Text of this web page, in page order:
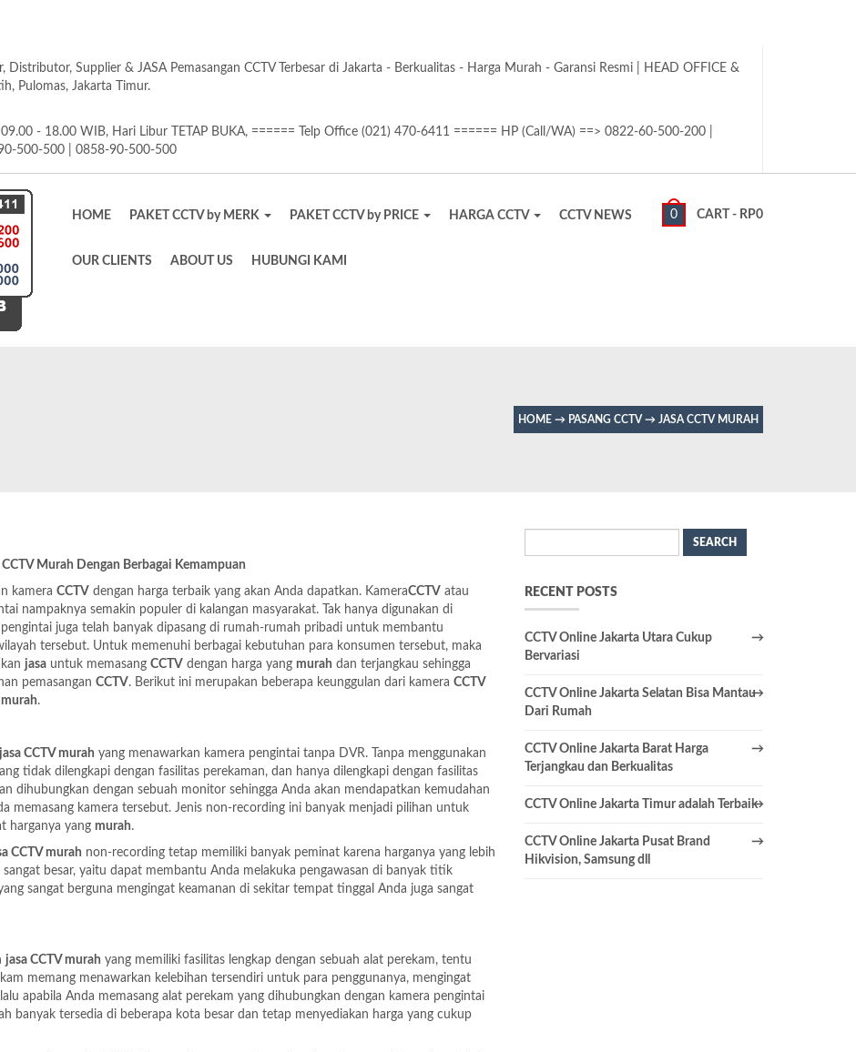
Distributor, Supplier & JASA Pemasangan CCTV Terbesar di Jakarta - Berkualitas - Harga Murah - Garansi Resmi | HEAD OFFICE &
Pulomas, Jakarta Timur.
- 18.00 WIB, Hari Libur TETAP BUKA, ====== Telp Office (021) 470-6411 ====== HP (Call/WA) ==> 0822-60-500-200 |
500-500 | 0858-90-500-500
0 CART - RP0
HOME PAKET CCTV by MERK PAKET CCTV by PRICE HARGA CCTV CCTV NEWS
OUR CLIENTS ABOUT US HUBUNGI KAMI
HOME → PASANG CCTV → JASA CCTV MURAH
CCTV Murah Dengan Berbagai Kemampuan
kamera CCTV dengan harga terbaik yang akan Anda dapatkan. KameraCCTV atau
nampaknya semakin populer di kalangan masyarakat. Tak hanya digunakan di
juga telah banyak dipasang di rumah-rumah pribadi untuk membantu
tersebut. Untuk memenuhi berbagai kebutuhan para konsumen tersebut, maka
jasa untuk memasang CCTV dengan harga yang murah dan terjangkau sehingga
pemasangan CCTV. Berikut ini merupakan beberapa keunggulan dari kamera CCTV
murah.
jasa CCTV murah yang menawarkan kamera pengintai tanpa DVR. Tanpa menggunakan
tidak dilengkapi dengan fasilitas perekaman, dan hanya dilengkapi dengan fasilitas
dihubungkan dengan sebuah monitor sehingga Anda akan mendapatkan kemudahan
memasang kamera tersebut. Jenis non-recording ini banyak menjadi pilihan untuk
harganya yang murah.
CCTV murah non-recording tetap memiliki banyak peminat karena harganya yang lebih
besar, yaitu dapat membantu Anda melakuka pengawasan di banyak titik
sangat berguna mengingat keamanan di sekitar tempat tinggal Anda juga sangat
jasa CCTV murah yang memiliki fasilitas lengkap dengan sebuah alat perekam, tentu
memang menawarkan kelebihan tersendiri untuk para penggunanya, mengingat
apabila Anda memasang alat perekam yang dihubungkan dengan kamera pengintai
banyak tersedia di beberapa kota besar dan tetap menyediakan harga yang cukup
for:
RECENT POSTS
CCTV Online Jakarta Utara Cukup
Bervariasi
CCTV Online Jakarta Selatan Bisa Mantau
Dari Rumah
CCTV Online Jakarta Barat Harga
Terjangkau dan Berkualitas
CCTV Online Jakarta Timur adalah Terbaik
CCTV Online Jakarta Pusat Brand
Hikvision, Samsung dll